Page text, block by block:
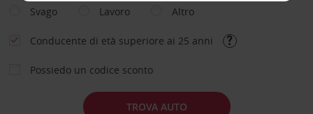
Svago
Lavoro Altro
Conducente di età superiore ai 25 anni
Possiedo un codice sconto
TROVA AUTO